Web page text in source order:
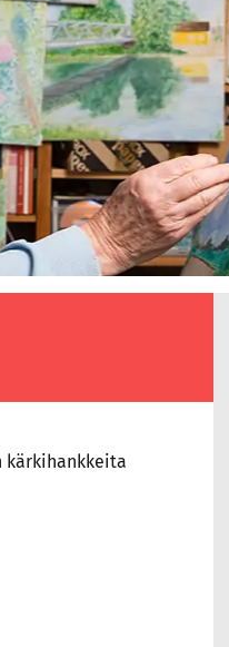
kärkihankkeita